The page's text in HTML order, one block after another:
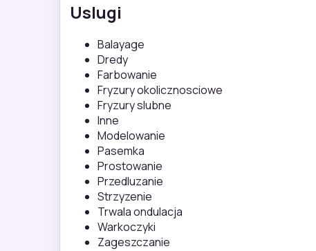
Uslugi
Balayage
Dredy
Farbowanie
Fryzury okolicznosciowe
Fryzury slubne
Inne
Modelowanie
Pasemka
Prostowanie
Przedluzanie
Strzyzenie
Trwala ondulacja
Warkoczyki
Zageszczanie